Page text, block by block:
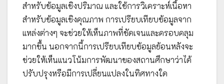
สำหรับข้อมูลเชิงปริมาณ และใช้การวิเคราะห์เนื้อหา
สำหรับข้อมูลเชิงคุณภาพ การเปรียบเทียบข้อมูลจาก
แหล่งต่างๆ จะช่วยให้เห็นภาพที่ชัดเจนและครอบคลุม
มากขึ้น นอกจากนี้การเปรียบเทียบข้อมูลย้อนหลังจะ
ช่วยให้เห็นแนวโน้มการพัฒนาของสถานศึกษาว่าได้
ปรับปรุงหรือมีการเปลี่ยนแปลงในทิศทางใด